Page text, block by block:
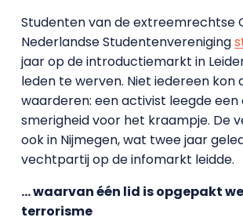
Studenten van de extreemrechtse
Nederlandse Studentenvereniging
jaar op de introductiemarkt in
leden te werven. Niet iedereen kon
waarderen: een activist leegde
smerigheid voor het kraampje. De
ook in Nijmegen, wat twee jaar
vechtpartij op de infomarkt leidde.
… waarvan één lid is opgepakt
terrorisme